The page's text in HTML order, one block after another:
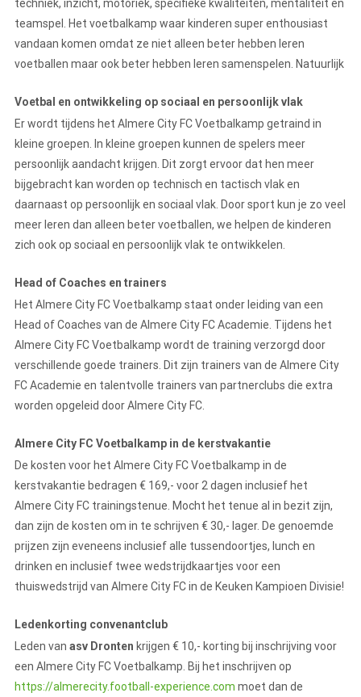
techniek, inzicht, motoriek, specifieke kwaliteiten, mentaliteit en
teamspel. Het voetbalkamp waar kinderen super enthousiast
vandaan komen omdat ze niet alleen beter hebben leren
voetballen maar ook beter hebben leren samenspelen. Natuurlijk
Voetbal en ontwikkeling op sociaal en persoonlijk vlak
Er wordt tijdens het Almere City FC Voetbalkamp getraind in
kleine groepen. In kleine groepen kunnen de spelers meer
persoonlijk aandacht krijgen. Dit zorgt ervoor dat hen meer
bijgebracht kan worden op technisch en tactisch vlak en
daarnaast op persoonlijk en sociaal vlak. Door sport kun je zo veel
meer leren dan alleen beter voetballen, we helpen de kinderen
zich ook op sociaal en persoonlijk vlak te ontwikkelen.
Head of Coaches en trainers
Het Almere City FC Voetbalkamp staat onder leiding van een
Head of Coaches van de Almere City FC Academie. Tijdens het
Almere City FC Voetbalkamp wordt de training verzorgd door
verschillende goede trainers. Dit zijn trainers van de Almere City
FC Academie en talentvolle trainers van partnerclubs die extra
worden opgeleid door Almere City FC.
Almere City FC Voetbalkamp in de kerstvakantie
De kosten voor het Almere City FC Voetbalkamp in de
kerstvakantie bedragen € 169,- voor 2 dagen inclusief het
Almere City FC trainingstenue. Mocht het tenue al in bezit zijn,
dan zijn de kosten om in te schrijven € 30,- lager. De genoemde
prijzen zijn eveneens inclusief alle tussendoortjes, lunch en
drinken en inclusief twee wedstrijdkaartjes voor een
thuiswedstrijd van Almere City FC in de Keuken Kampioen Divisie!
Ledenkorting convenantclub
Leden van asv Dronten krijgen € 10,- korting bij inschrijving voor
een Almere City FC Voetbalkamp. Bij het inschrijven op
https://almerecity.football-experience.com moet dan de